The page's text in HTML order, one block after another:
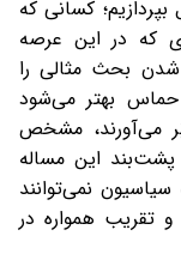
کسانی که
که در این عرصه
بحث مثالی را
حماس بهتر می‌شود
می‌آورند، مشخص
این مساله
نمی‌توانند
تقریب همواره در